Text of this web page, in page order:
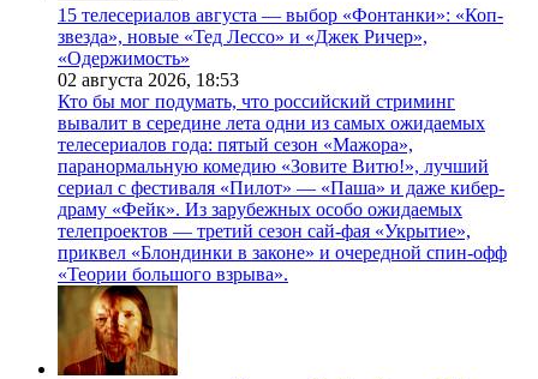
15 телесериалов августа — выбор «Фонтанки»: «Коп-
звезда», новые «Тед Лессо» и «Джек Ричер»,
«Одержимость»
02 августа 2026, 18:53
Кто бы мог подумать, что российский стриминг
вывалит в середине лета одни из самых ожидаемых
телесериалов года: пятый сезон «Мажора»,
паранормальную комедию «Зовите Витю!», лучший
сериал с фестиваля «Пилот» — «Паша» и даже кибер-
драму «Фейк». Из зарубежных особо ожидаемых
телепроектов — третий сезон сай-фая «Укрытие»,
приквел «Блондинки в законе» и очередной спин-офф
«Теории большого взрыва».